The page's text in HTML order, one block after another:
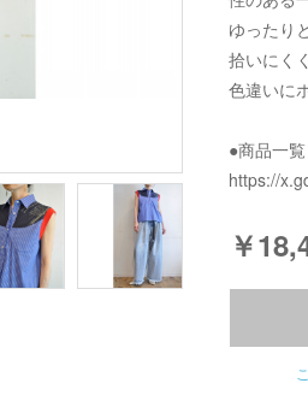
ゆったり
拾いにく
色違いに
●商品一
https://
￥